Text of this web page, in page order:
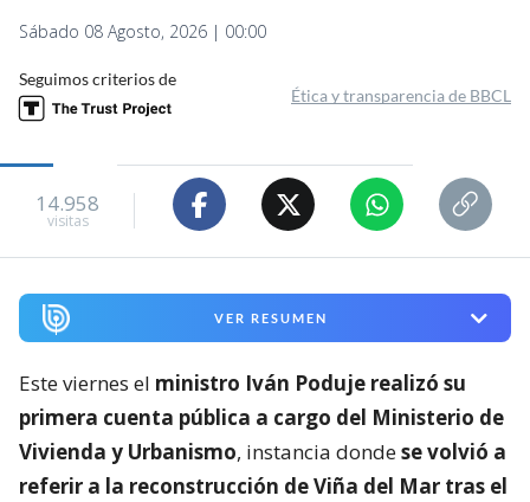
Sábado 08 Agosto, 2026 | 00:00
Seguimos criterios de
Ética y transparencia de BBCL
14.958
visitas
VER RESUMEN
Este viernes el ministro Iván Poduje realizó su
primera cuenta pública a cargo del Ministerio de
Vivienda y Urbanismo, instancia dondese volvió a
referir a la reconstrucción de Viña del Mar tras el